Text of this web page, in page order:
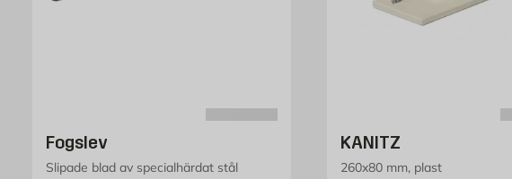
Fogslev
Slipade blad av specialhärdat stål
KANITZ
260x80 mm, plast